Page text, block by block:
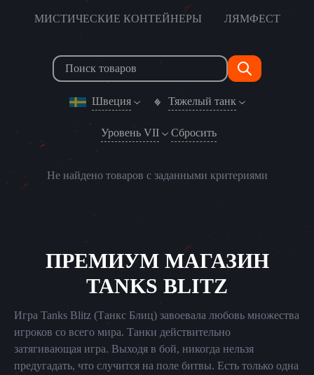
МИСТИЧЕСКИЕ КОНТЕЙНЕРЫ ЛЯМФЕСТ
Швеция Тяжелый танк
Уровень VII Сбросить
Не найдено товаров с заданными критериями
ПРЕМИУМ МАГАЗИН
TANKS BLITZ
Игра Tanks Blitz (Танкс Блиц) завоевала любовь множества
игроков со всего мира. Танки действительно
затягивающая игра. Выходя в бой, никогда нельзя
предугадать, что случится на поле битвы. Есть только одна